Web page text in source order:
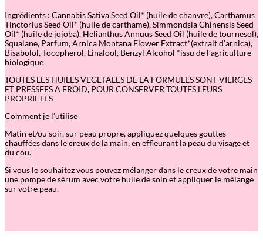
i
l
e
d
e
s
i
n
–
e
a
u
x
s
e
n
s
i
s
Ingrédients : Cannabis Sativa Seed Oil* (huile de chanvre), Carthamus
Tinctorius Seed Oil* (huile de carthame), Simmondsia Chinensis Seed
Oil* (huile de jojoba), Helianthus Annuus Seed Oil (huile de tournesol),
Squalane, Parfum, Arnica Montana Flower Extract*(extrait d’arnica),
Bisabolol, Tocopherol, Linalool, Benzyl Alcohol *issu de l’agriculture
biologique
TOUTES LES HUILES VEGETALES DE LA FORMULES SONT VIERGES
ET PRESSEES A FROID, POUR CONSERVER TOUTES LEURS
PROPRIETES
Comment je l’utilise
Matin et/ou soir, sur peau propre, appliquez quelques gouttes
chauffées dans le creux de la main, en effleurant la peau du visage et
du cou.
Si vous le souhaitez vous pouvez mélanger dans le creux de votre main
une pompe de sérum avec votre huile de soin et appliquer le mélange
sur votre peau.